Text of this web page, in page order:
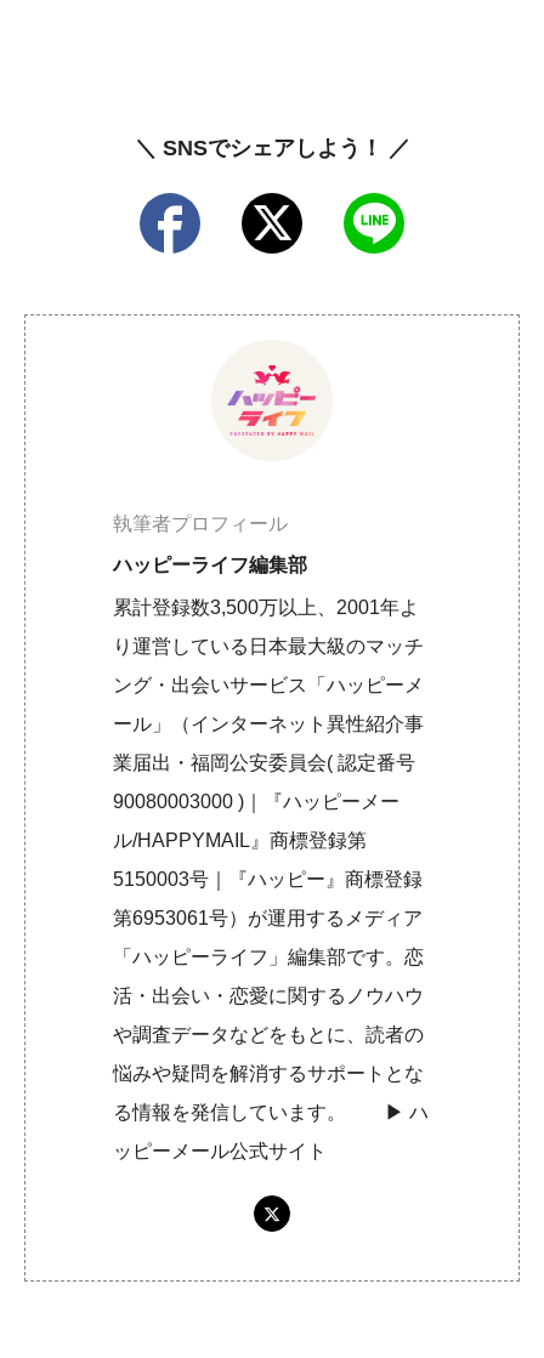
＼ SNSでシェアしよう！ ／
執筆者プロフィール
ハッピーライフ編集部
累計登録数3,500万以上、2001年よ
り運営している日本最大級のマッチ
ング・出会いサービス「ハッピーメ
ール」（インターネット異性紹介事
業届出・福岡公安委員会( 認定番号
90080003000 )｜『ハッピーメー
ル/HAPPYMAIL』商標登録第
5150003号｜『ハッピー』商標登録
第6953061号）が運用するメディア
「ハッピーライフ」編集部です。恋
活・出会い・恋愛に関するノウハウ
や調査データなどをもとに、読者の
悩みや疑問を解消するサポートとな
る情報を発信しています。 ▶︎ハ
ッピーメール公式サイト